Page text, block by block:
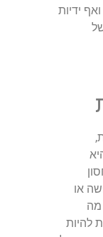
ידיות
או
מה
להיות